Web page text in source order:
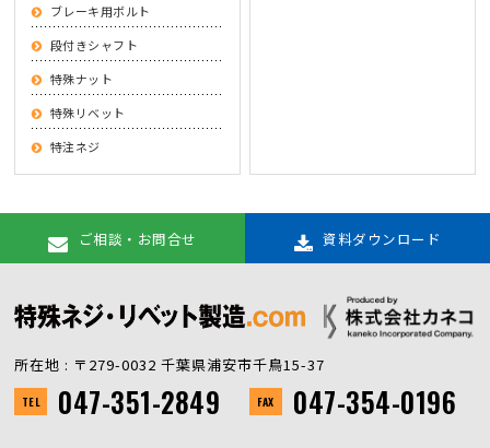
ブレーキ用ボルト
段付きシャフト
特殊ナット
特殊リベット
特注ネジ
ご相談・お問合せ 資料ダウンロード
所在地 : 〒279-0032 千葉県浦安市千鳥15-37
TEL 047-351-2849 FAX 047-354-0196